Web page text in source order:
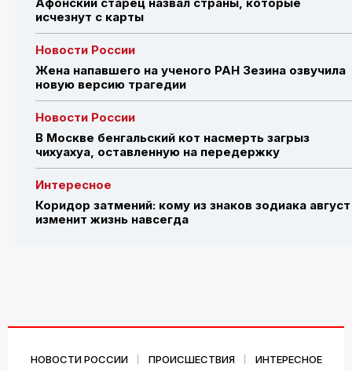
исчезнут с карты
Новости России
Жена напавшего на ученого РАН Зезина озвучила
новую версию трагедии
Новости России
В Москве бенгальский кот насмерть загрыз
чихуахуа, оставленную на передержку
Интересное
Коридор затмений: кому из знаков зодиака август
изменит жизнь навсегда
НОВОСТИ РОССИИ ПРОИСШЕСТВИЯ ИНТЕРЕСНОЕ